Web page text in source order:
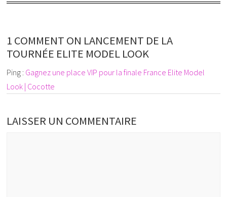
1 COMMENT ON LANCEMENT DE LA
TOURNÉE ELITE MODEL LOOK
Ping : Gagnez une place VIP pour la finale France Elite Model
Look | Cocotte
LAISSER UN COMMENTAIRE